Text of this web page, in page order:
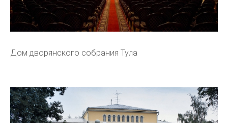
Дом дворянского собрания Тула